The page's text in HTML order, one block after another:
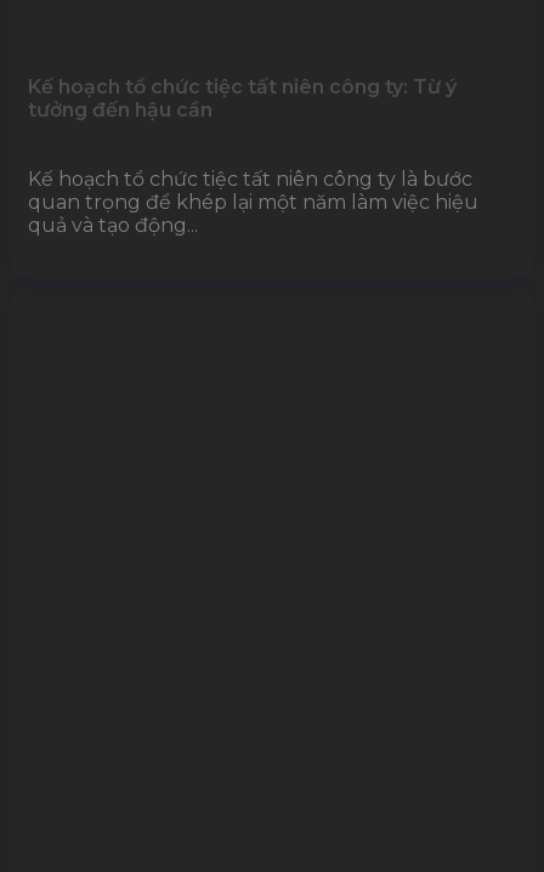
Kế hoạch tổ chức tiệc tất niên công ty: Từ ý
tưởng đến hậu cần
Kế hoạch tổ chức tiệc tất niên công ty là bước
quan trọng để khép lại một năm làm việc hiệu
quả và tạo động...